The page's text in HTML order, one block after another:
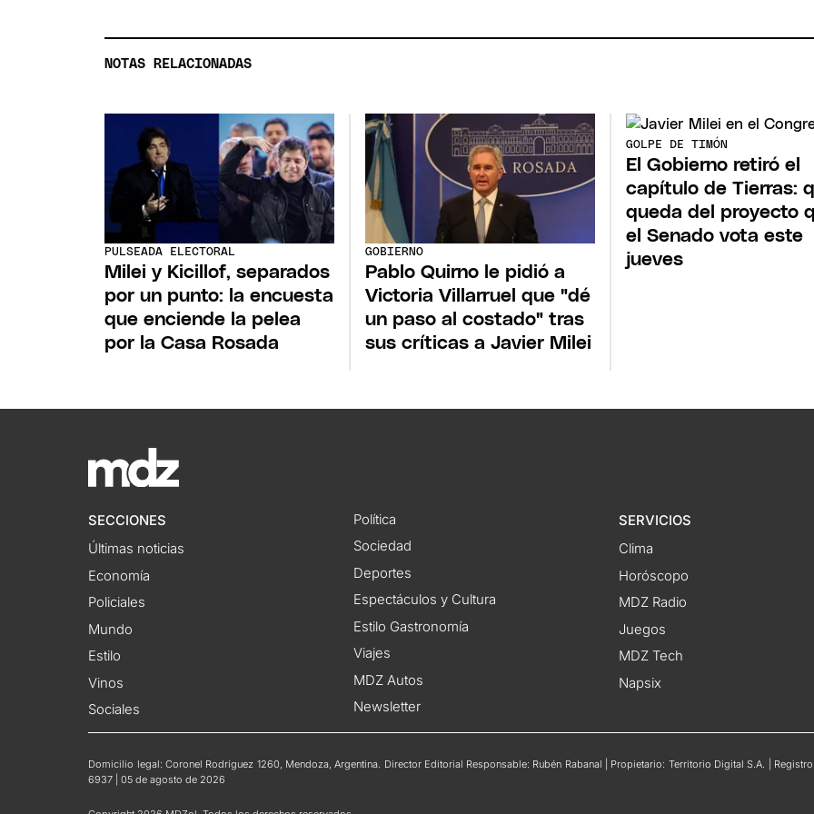
NOTAS RELACIONADAS
PULSEADA ELECTORAL
Milei y Kicillof, separados
por un punto: la encuesta
que enciende la pelea
por la Casa Rosada
GOBIERNO
Pablo Quirno le pidió a
Victoria Villarruel que "dé
un paso al costado" tras
sus críticas a Javier Milei
GOLPE DE TIMÓN
El Gobierno retiró el
capítulo de Tierras:
queda del proyecto
el Senado vota este
jueves
SECCIONES
Últimas noticias
Economía
Policiales
Mundo
Estilo
Vinos
Sociales
Política
Sociedad
Deportes
Espectáculos y Cultura
Estilo Gastronomía
Viajes
MDZ Autos
Newsletter
SERVICIOS
Clima
Horóscopo
MDZ Radio
Juegos
MDZ Tech
Napsix
Domicilio legal: Coronel Rodríguez 1260, Mendoza, Argentina. Director Editorial Responsable: Rubén Rabanal | Propietario: Territorio Digital S.A. |
6937 | 05 de agosto de 2026